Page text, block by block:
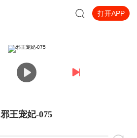
打开APP
邪王宠妃-075